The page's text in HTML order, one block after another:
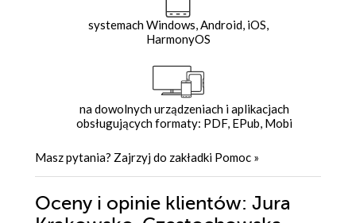
systemach Windows, Android, iOS,
HarmonyOS
na dowolnych urządzeniach i aplikacjach
obsługujących formaty: PDF, EPub, Mobi
Masz pytania? Zajrzyj do zakładki Pomoc »
Oceny i opinie klientów: Jura